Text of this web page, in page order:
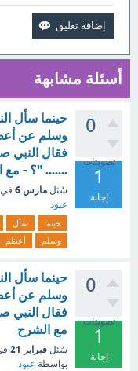
أسئلة مشابهة
0
تصويتات
1
إجابة
حينما سأل
وسلم عن
فقال النبي
....... "؟ - مع
سُئل مارس 6
عبود
حينما سأل
وسلم
أعظم
0
تصويتات
1
إجابة
حينما سأل
وسلم عن
فقال النبي
مع الشرح
سُئل فبراير 21
بواسطة عبود